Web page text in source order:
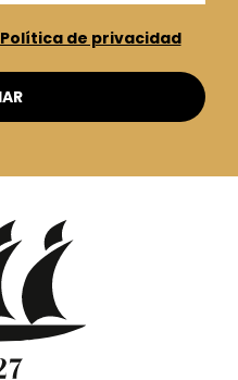
Política de privacidad